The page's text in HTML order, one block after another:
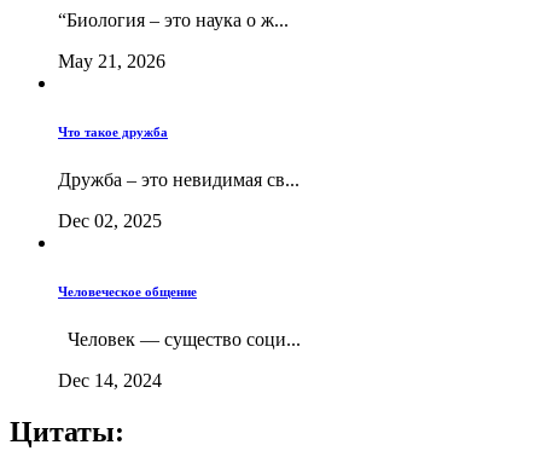
“Биология – это наука о ж...
May 21, 2026
Что такое дружба
Дружба – это невидимая св...
Dec 02, 2025
Человеческое общение
Человек — существо соци...
Dec 14, 2024
Цитаты: